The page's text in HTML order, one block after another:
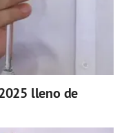
lleno de